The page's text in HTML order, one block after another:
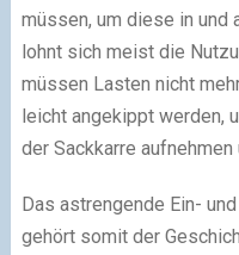
müssen, um diese in und
lohnt sich meist die
müssen Lasten nicht
leicht angekippt werden,
der Sackkarre
Das astrengende Ein-
gehört somit der